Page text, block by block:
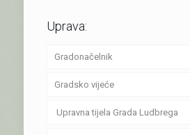
Uprava:
Gradonačelnik
Gradsko vijeće
Upravna tijela Grada Ludbrega